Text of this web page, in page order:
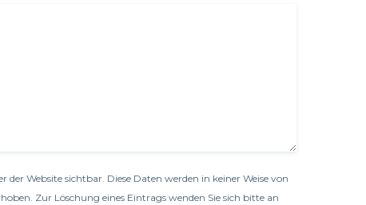
Website sichtbar. Diese Daten werden in keiner Weise von
Zur Löschung eines Eintrags wenden Sie sich bitte an